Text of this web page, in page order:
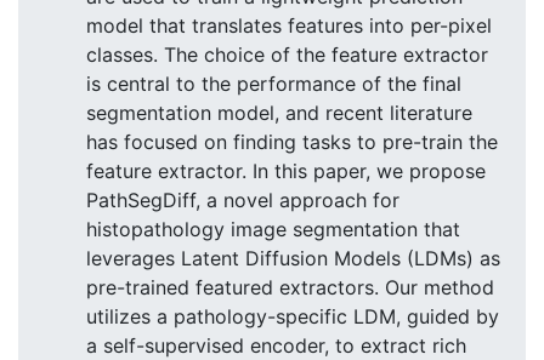
model that translates features into per-pixel
classes. The choice of the feature extractor
is central to the performance of the final
segmentation model, and recent literature
has focused on finding tasks to pre-train the
feature extractor. In this paper, we propose
PathSegDiff, a novel approach for
histopathology image segmentation that
leverages Latent Diffusion Models (LDMs) as
pre-trained featured extractors. Our method
utilizes a pathology-specific LDM, guided by
a self-supervised encoder, to extract rich